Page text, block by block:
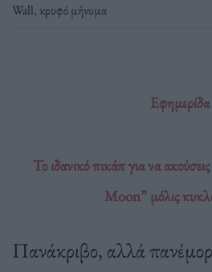
Wall,κρυφό μήνυμα
Εφημερίδα
Το ιδανικό πικάπ για να
Moon” μόλις
Πανάκριβο, αλλά